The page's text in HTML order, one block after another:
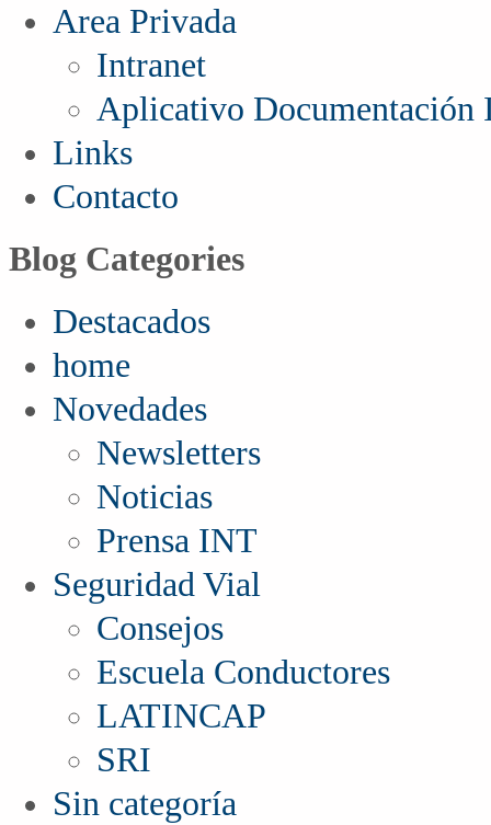
Area Privada
Intranet
Aplicativo Documentación
Links
Contacto
Blog Categories
Destacados
home
Novedades
Newsletters
Noticias
Prensa INT
Seguridad Vial
Consejos
Escuela Conductores
LATINCAP
SRI
Sin categoría